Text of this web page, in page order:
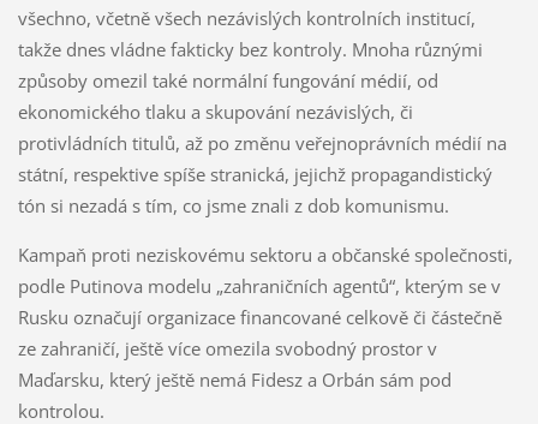
všechno, včetně všech nezávislých kontrolních institucí,
takže dnes vládne fakticky bez kontroly. Mnoha různými
způsoby omezil také normální fungování médií, od
ekonomického tlaku a skupování nezávislých, či
protivládních titulů, až po změnu veřejnoprávních médií na
státní, respektive spíše stranická, jejichž propagandistický
tón si nezadá s tím, co jsme znali z dob komunismu.
Kampaň proti neziskovému sektoru a občanské společnosti,
podle Putinova modelu „zahraničních agentů“, kterým se v
Rusku označují organizace financované celkově či částečně
ze zahraničí, ještě více omezila svobodný prostor v
Maďarsku, který ještě nemá Fidesz a Orbán sám pod
kontrolou.